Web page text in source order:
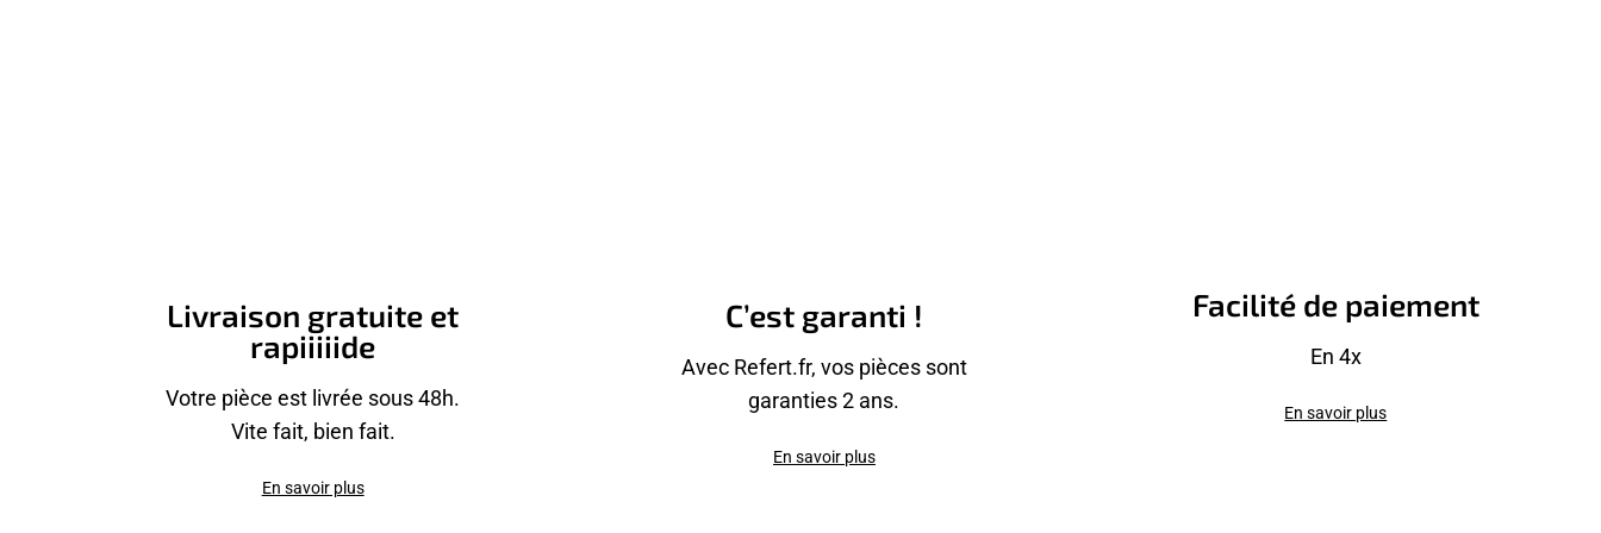
Livraison gratuite et
rapiiiiide
Votre pièce est livrée sous 48h.
Vite fait, bien fait.
En savoir plus
C’est garanti !
Avec Refert.fr, vos pièces sont
garanties 2 ans.
En savoir plus
Facilité de paiement
En 4x
En savoir plus